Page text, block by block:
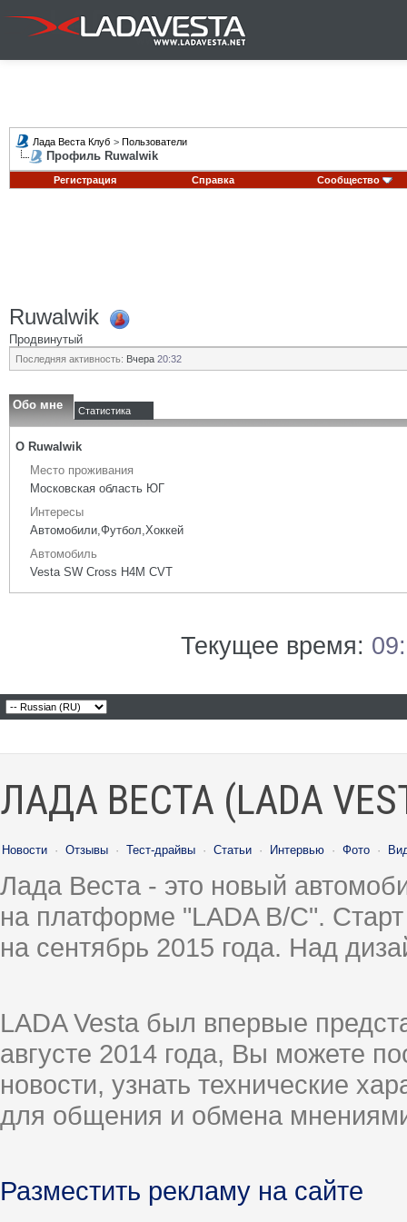
Лада Веста Клуб > Пользователи
Профиль Ruwalwik
Регистрация Справка Сообщество
Ruwalwik
Продвинутый
Последняя активность: Вчера 20:32
Обо мне Статистика
О Ruwalwik
Место проживания
Московская область ЮГ
Интересы
Автомобили,Футбол,Хоккей
Автомобиль
Vesta SW Cross H4M CVT
Текущее время:
ЛАДА ВЕСТА (LADA
Новости · Отзывы · Тест-драйвы · Статьи · Интервью · Фото ·
Лада Веста - это новый
на платформе "LADA B/C".
на сентябрь 2015 года. Над
LADA Vesta был впервые
августе 2014 года, Вы можете
новости, узнать технические
для общения и обмена
Разместить рекламу на сайте